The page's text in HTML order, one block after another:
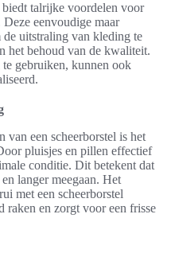
talrijke voordelen voor
eenvoudige maar
uitstraling van kleding te
het behoud van de kwaliteit.
gebruiken, kunnen ook
van een scheerborstel is het
pluisjes en pillen effectief
conditie. Dit betekent dat
langer meegaan. Het
met een scheerborstel
raken en zorgt voor een frisse